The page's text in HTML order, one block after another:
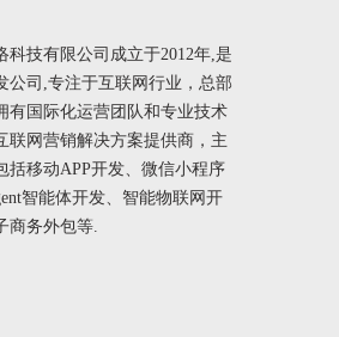
科技有限公司成立于2012年,是
公司,专注于互联网行业，总部
有国际化运营团队和专业技术
联网营销解决方案提供商，主
括移动APP开发、微信小程序
智能体开发、智能物联网开
商务外包等.